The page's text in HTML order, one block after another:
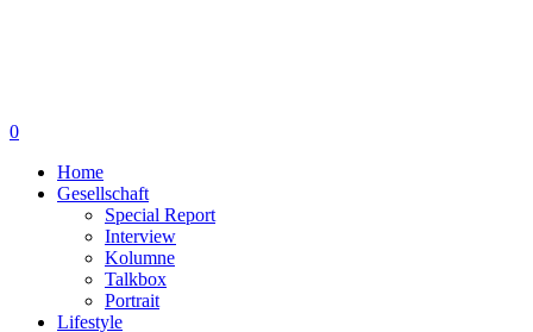
0
Home
Gesellschaft
Special Report
Interview
Kolumne
Talkbox
Portrait
Lifestyle